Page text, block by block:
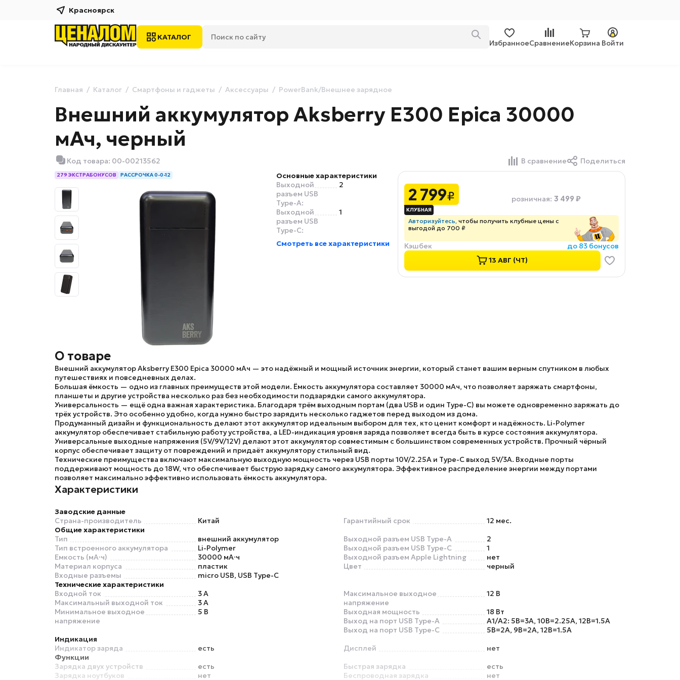
Красноярск
КАТАЛОГ
ИзбранноеСравнениеКорзина Войти
Главная Каталог Смартфоны и гаджеты Аксессуары PowerBank/Внешнее зарядное
Внешний аккумулятор Aksberry E300 Epica 30000
мАч, черный
Код товара: 00-00213562 В сравнение Поделиться
279 ЭКСТРАБОНУСОВ РАССРОЧКА 0-0-12
Основные характеристики
Выходной
разъем USB
Type-A:
2
Выходной
разъем USB
Type-C:
1
Смотреть все характеристики
2 799₽ розничная: 3 499 ₽
Авторизуйтесь, чтобы получить клубные цены с
выгодой до 700 ₽
Кэшбек
до 83 бонусов
13 АВГ (ЧТ)
О товаре
Внешний аккумулятор Aksberry E300 Epica 30000 мАч — это надёжный и мощный источник энергии, который станет вашим верным спутником в любых
путешествиях и повседневных делах.
Большая ёмкость — одно из главных преимуществ этой модели. Ёмкость аккумулятора составляет 30000 мАч, что позволяет заряжать смартфоны,
планшеты и другие устройства несколько раз без необходимости подзарядки самого аккумулятора.
Универсальность — ещё одна важная характеристика. Благодаря трём выходным портам (два USB и один Type-C) вы можете одновременно заряжать до
трёх устройств. Это особенно удобно, когда нужно быстро зарядить несколько гаджетов перед выходом из дома.
Продуманный дизайн и функциональность делают этот аккумулятор идеальным выбором для тех, кто ценит комфорт и надёжность. Li-Polymer
аккумулятор обеспечивает стабильную работу устройства, а LED-индикация уровня заряда позволяет всегда быть в курсе состояния аккумулятора.
Универсальные выходные напряжения (5V/9V/12V) делают этот аккумулятор совместимым с большинством современных устройств. Прочный чёрный
корпус обеспечивает защиту от повреждений и придаёт аккумулятору стильный вид.
Технические преимущества включают максимальную выходную мощность через USB порты 10V/2.25A и Type-C выход 5V/3A. Входные порты
поддерживают мощность до 18W, что обеспечивает быструю зарядку самого аккумулятора. Эффективное распределение энергии между портами
позволяет максимально эффективно использовать ёмкость аккумулятора.
Характеристики
Заводские данные
Страна-производитель
Китай Гарантийный срок
12 мес.
Общие характеристики
Тип
внешний аккумулятор
Тип встроенного аккумулятора
Li-Polymer
Емкость (мА·ч)
30000 мА⋅ч
Материал корпуса
пластик
Входные разъемы
micro USB, USB Type-C
Выходной разъем USB Type-A
2
Выходной разъем USB Type-C
1
Выходной разъем Apple Lightning
нет
Цвет
черный
Технические характеристики
Входной ток
3 А
Максимальный выходной ток
3 А
Минимальное выходное
напряжение
5 В
Максимальное выходное
напряжение
12 В
Выходная мощность
18 Вт
Выход на порт USB Type-A
А1/А2: 5В=3А, 10В=2.25А, 12В=1.5А
Выход на порт USB Type-C
5В=2А, 9В=2А, 12В=1.5А
Индикация
Индикатор заряда
есть Дисплей
нет
Функции
Зарядка двух устройств
есть
Зарядка ноутбуков
нет
Быстрая зарядка
есть
Беспроводная зарядка
нет